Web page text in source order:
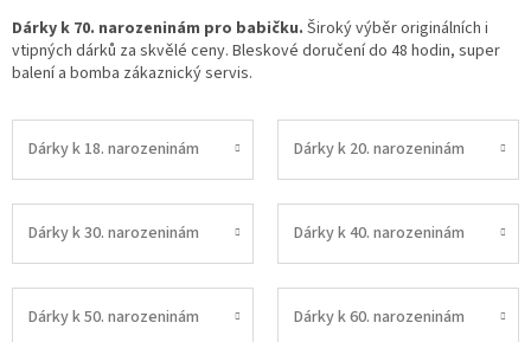
Dárky k 70. narozeninám pro babičku. Široký výběr originálních i
vtipných dárků za skvělé ceny. Bleskové doručení do 48 hodin, super
balení a bomba zákaznický servis.
Dárky k 18. narozeninám Dárky k 20. narozeninám
Dárky k 30. narozeninám Dárky k 40. narozeninám
Dárky k 50. narozeninám Dárky k 60. narozeninám